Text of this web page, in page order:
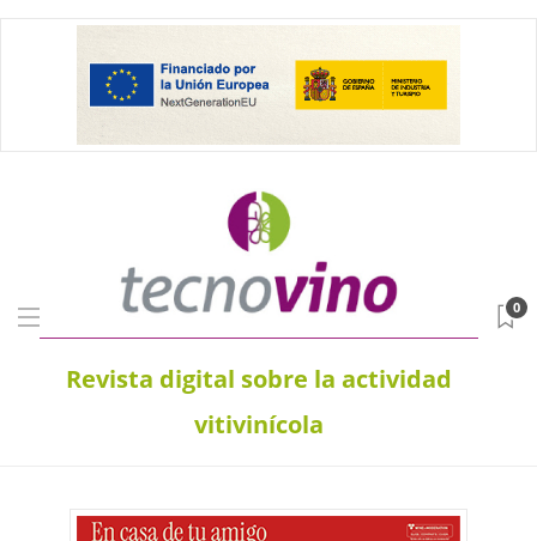
Revista digital sobre la actividad
vitivinícola
0